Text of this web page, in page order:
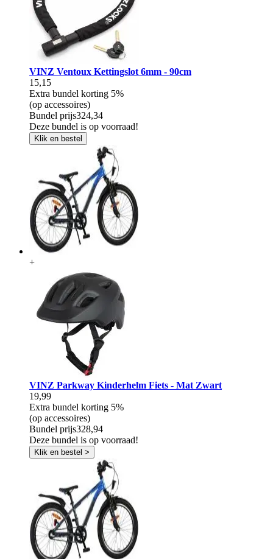
VINZ Ventoux Kettingslot 6mm - 90cm
15,15
Extra bundel korting 5%
(op accessoires)
Bundel prijs324,34
Deze bundel is op voorraad!
Klik en bestel
+
VINZ Parkway Kinderhelm Fiets - Mat Zwart
19,99
Extra bundel korting 5%
(op accessoires)
Bundel prijs328,94
Deze bundel is op voorraad!
Klik en bestel >